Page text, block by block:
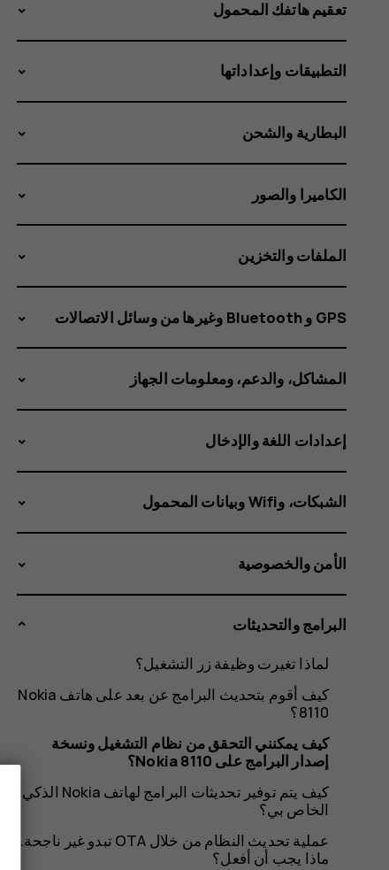
نظام
التشغيل
ونسخة
إصدار
البرامج
على
Nokia
8110؟
تعقيم هاتفك المحمول
التطبيقات وإعداداتها
البطارية والشحن
الكاميرا والصور
الملفات والتخزين
GPS و Bluetooth وغيرها من وسائل الاتصالات
المشاكل، والدعم، ومعلومات الجهاز
إعدادات اللغة والإدخال
الشبكات، وWifi وبيانات المحمول
الأمن والخصوصية
البرامج والتحديثات
لماذا تغيرت وظيفة زر التشغيل؟
كيف أقوم بتحديث البرامج عن بعد على هاتف Nokia
8110؟
كيف يمكنني التحقق من نظام التشغيل ونسخة
إصدار البرامج على Nokia 8110؟
كيف يتم توفير تحديثات البرامج لهاتف Nokia الذكي
الخاص بي؟
عملية تحديث النظام من خلال OTA تبدو غير ناجحة.
ماذا يجب أن أفعل؟